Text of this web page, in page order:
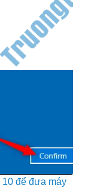
10 để đưa máy